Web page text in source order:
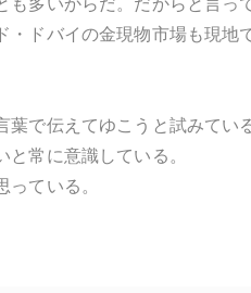
多いからだ。だからと言っ
ドバイの金現物市場も現地
で伝えてゆこうと試みてい
常に意識している。
ている。